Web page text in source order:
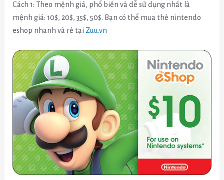
Cách 1: Theo mệnh giá, phổ biến và dễ sử dụng nhất là
mệnh giá: 10$, 20$, 35$, 50$. Bạn có thể mua thẻ nintendo
eshop nhanh và rẻ tại Zuu.vn